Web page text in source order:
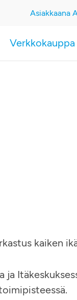
Verkkokauppa
Asiakkaana
kaiken